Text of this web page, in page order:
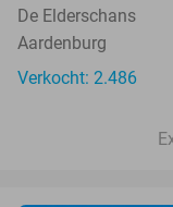
De Elderschans
Aardenburg
Verkocht: 2.486